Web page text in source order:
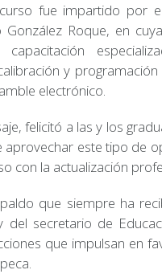
fue impartido por
González Roque, en
y
electrónico.
felicitó a las y los
aprovechar este tipo de
con la actualización
que siempre ha
del secretario de
que impulsan en